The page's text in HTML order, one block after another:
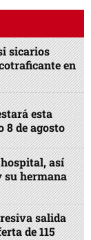
sicarios
en
esta
8 de agosto
así
su hermana
salida
de 115